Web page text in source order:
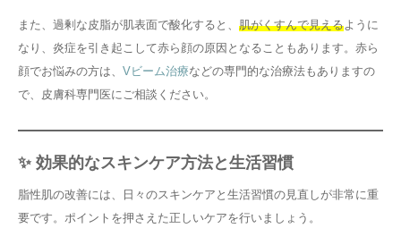
また、過剰な皮脂が肌表面で酸化すると、 肌がくすんで見えるように
なり、炎症を引き起こして赤ら顔の原因となることもあります。赤ら
顔でお悩みの方は、 Vビーム治療などの専門的な治療法もありますの
で、皮膚科専門医にご相談ください。
✨ 効果的なスキンケア方法と生活習慣
脂性肌の改善には、日々のスキンケアと生活習慣の見直しが非常に重
要です。ポイントを押さえた正しいケアを行いましょう。